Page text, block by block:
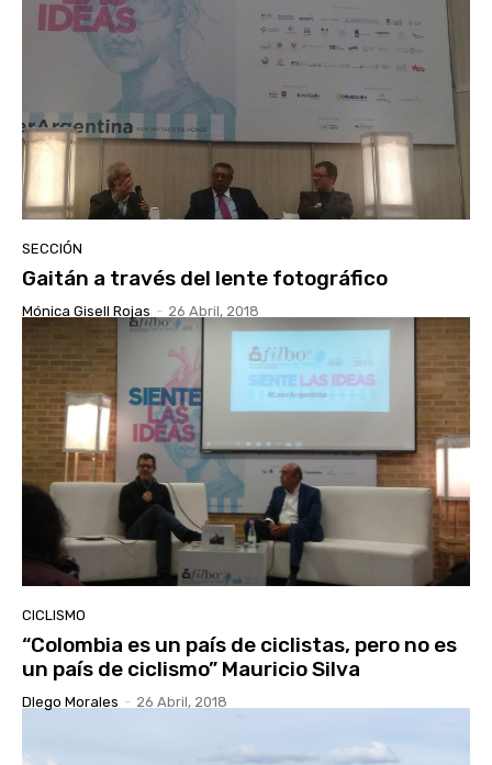
SECCIÓN
Gaitán a través del lente fotográfico
Mónica Gisell Rojas - 26 Abril, 2018
CICLISMO
“Colombia es un país de ciclistas, pero no es
un país de ciclismo” Mauricio Silva
DIego Morales - 26 Abril, 2018